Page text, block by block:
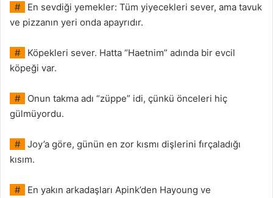
#
En sevdiği yemekler: Tüm yiyecekleri sever, ama tavuk
ve pizzanın yeri onda apayrıdır.
#
Köpekleri sever. Hatta “Haetnim” adında bir evcil
köpeği var.
#
Onun takma adı “züppe” idi, çünkü önceleri hiç
gülmüyordu.
#
Joy’a göre, günün en zor kısmı dişlerini fırçaladığı
kısım.
#
En yakın arkadaşları Apink’den Hayoung ve